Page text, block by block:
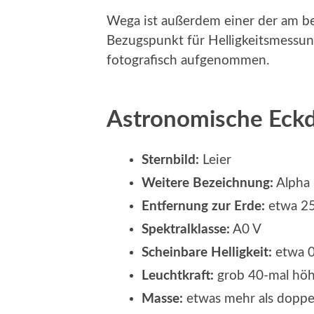
Wega ist außerdem einer der am
Bezugspunkt für
fotografisch aufgenommen.
Astronomische
Sternbild: Leier
Weitere Bezeichnung: Alpha
Entfernung zur Erde: etwa
Spektralklasse: A0 V
Scheinbare Helligkeit: etwa
Leuchtkraft: grob 40-mal
Masse: etwas mehr als